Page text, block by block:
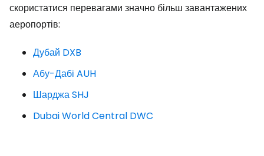
скористатися перевагами значно більш завантажених
аеропортів:
Дубай DXB
Абу-Дабі AUH
Шарджа SHJ
Dubai World Central DWC